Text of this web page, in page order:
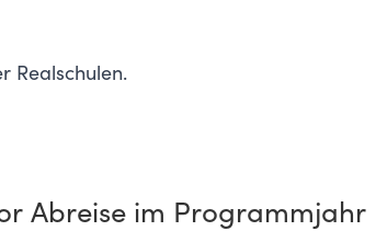
Realschulen.
Abreise im Programmjahr